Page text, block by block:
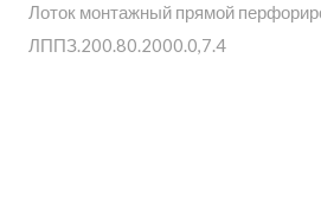
Лоток монтажный прямой
ЛППЗ.200.80.2000.0,7.4